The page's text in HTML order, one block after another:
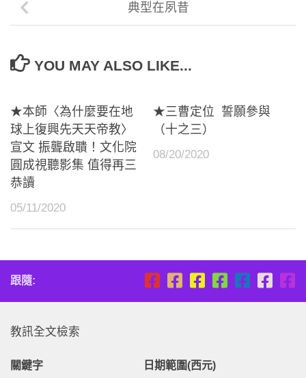
典型在夙昔
YOU MAY ALSO LIKE...
★本師〈為什麼要在地
球上復興先天天帝教〉
宣文 振聾啟聵！文化院
圓成視聽影集 值得再三
恭讀
05/11/2020
★三曹定位 誓願參與
（十之三）
08/20/2020
跟隨:
教訊全文檢索
關鍵字 日期範圍(西元)